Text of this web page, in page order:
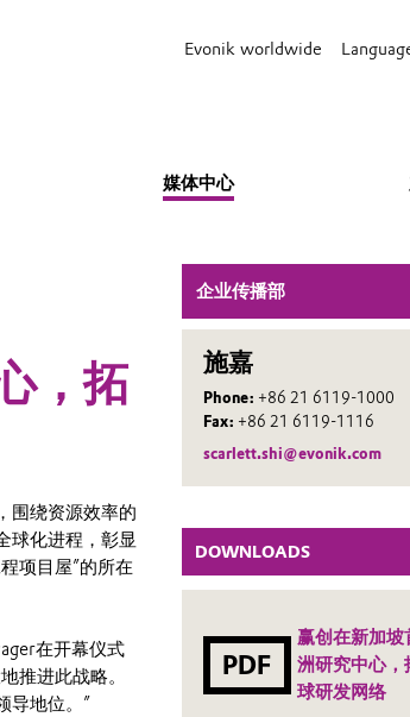
Evonik worldwide
媒体中心
企业传播部
施嘉
Phone: +86 21 6119-1000
Fax: +86 21 6119-1116
scarlett.shi@evonik.com
DOWNLOADS
PDF
赢创在新加坡
洲研究中心，
球研发网络
，拓
围绕资源效率的
球化进程，彰显
项目屋”的所在
在开幕仪式
推进此战略。
导地位。”